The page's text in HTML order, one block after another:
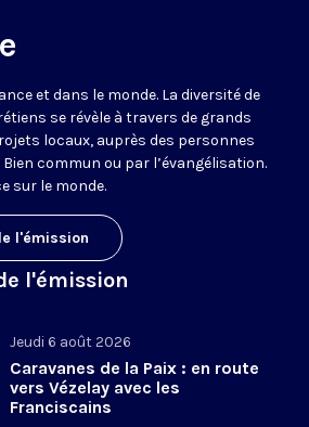
et dans le monde. La diversité de
se révèle à travers de grands
locaux, auprès des personnes
commun ou par l’évangélisation.
sur le monde.
l'émission
l'émission
Jeudi 6 août 2026
Caravanes de la Paix : en route
vers Vézelay avec les
Franciscains